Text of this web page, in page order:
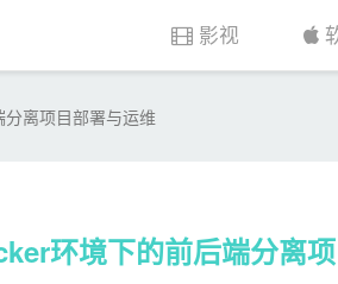
影视
离项目部署与运维
环境下的前后端分离